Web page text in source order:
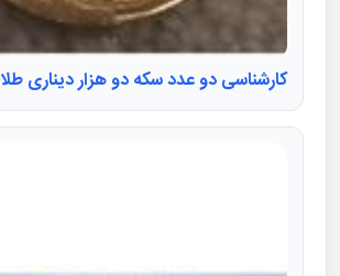
کارشناسی دو عدد سکه دو هزار دیناری طلا